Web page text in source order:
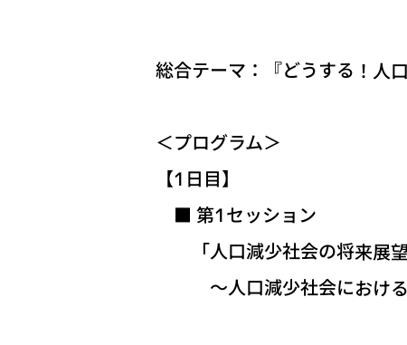
総合テーマ：『どうする！人
＜プログラム＞
【1日目】
■ 第1セッション
「人口減少社会の将来展望
～人口減少社会における